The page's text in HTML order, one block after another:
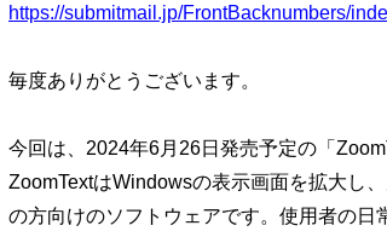
https://submitmail.jp/FrontBacknumbers/
毎度ありがとうございます。
今回は、2024年6月26日発売予定の「
ZoomTextはWindowsの表示画面を拡大し
の方向けのソフトウェアです。使用者の